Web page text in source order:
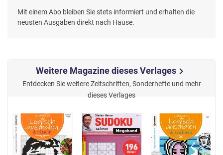
Mit einem Abo bleiben Sie stets informiert und erhalten die
neusten Ausgaben direkt nach Hause.
Weitere Magazine dieses Verlageschevron_right
Entdecken Sie weitere Zeitschriften, Sonderhefte und mehr
dieses Verlages